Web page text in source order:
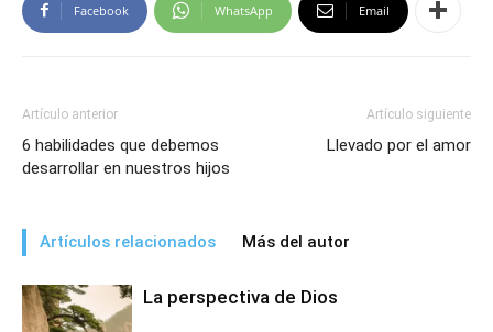
Facebook WhatsApp Email
Artículo anterior
6 habilidades que debemos
desarrollar en nuestros hijos
Artículo siguiente
Llevado por el amor
Artículos relacionados Más del autor
La perspectiva de Dios